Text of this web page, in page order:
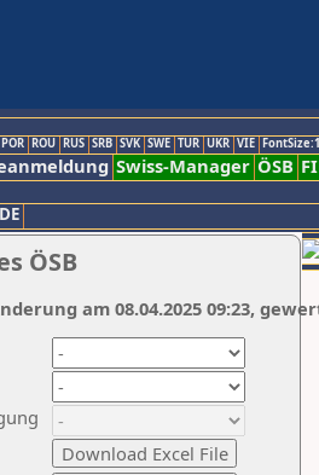
POR ROU RUS SRB SVK SWE TUR UKR VIE
Swiss-Manager ÖSB
ÖSB
am 08.04.2025 09:23,